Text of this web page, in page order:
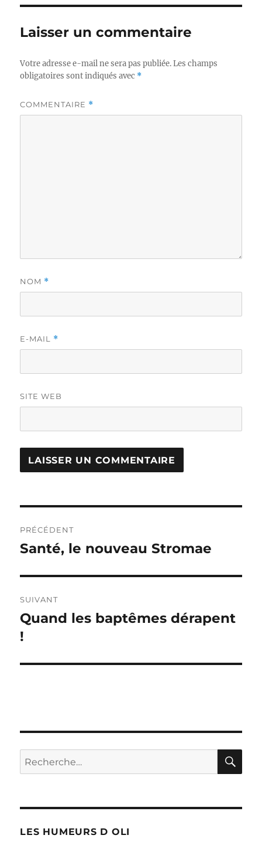
Laisser un commentaire
Votre adresse e-mail ne sera pas publiée. Les champs
obligatoires sont indiqués avec *
COMMENTAIRE *
NOM *
E-MAIL *
SITE WEB
de
PRÉCÉDENT
Publication
Santé, le nouveau Stromae
SUIVANT
Publication
suivante :
Quand les baptêmes dérapent
!
Recherche
pour :
LES HUMEURS D OLI